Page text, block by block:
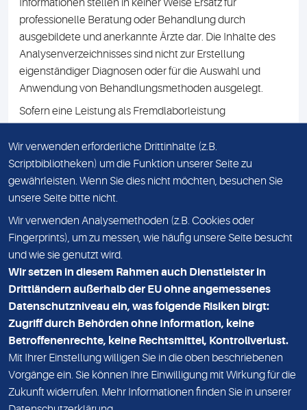
Informationen stellen in keiner Weise Ersatz für
professionelle Beratung oder Behandlung durch
ausgebildete und anerkannte Ärzte dar. Die Inhalte des
Analysenverzeichnisses sind nicht zur Erstellung
eigenständiger Diagnosen oder für die Auswahl und
Anwendung von Behandlungsmethoden ausgelegt.
Sofern eine Leistung als Fremdlaborleistung
Namen des Fremdlabors mit. Mit der Beauftragung der
Fremdlaborleistung erklären Sie sich mit dieser
Vereinbarung einverstanden.
DATENSCHUTZ
KONTAKT
NEWSLETTER
ADRESSE
MVZ Medizinisches Labor Nord MLN GmbH
Essener Straße 108
22419 Hamburg
Wir verwenden erforderliche Drittinhalte (z.B.
Scriptbibliotheken) um die Funktion unserer Seite zu
gewährleisten. Wenn Sie dies nicht möchten, besuchen Sie
unsere Seite bitte nicht.
Wir verwenden Analysemethoden (z.B. Cookies oder
Fingerprints), um zu messen, wie häufig unsere Seite besucht
und wie sie genutzt wird.
Wir setzen in diesem Rahmen auch Dienstleister in
Drittländern außerhalb der EU ohne angemessenes
Datenschutzniveau ein, was folgende Risiken birgt:
Zugriff durch Behörden ohne Information, keine
Betroffenenrechte, keine Rechtsmittel, Kontrollverlust.
Mit Ihrer Einstellung willigen Sie in die oben beschriebenen
Vorgänge ein. Sie können Ihre Einwilligung mit Wirkung für die
Zukunft widerrufen. Mehr Informationen finden Sie in unserer